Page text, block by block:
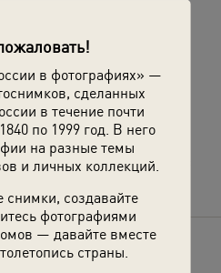
в фотографиях» —
сделанных
в течение почти
по 1999 год. В него
на разные темы
и личных коллекций.
снимки, создавайте
фотографиями
— давайте вместе
страны.
площадь, справа –
собор.
столиц»и«Россия целиком»
об этом фото